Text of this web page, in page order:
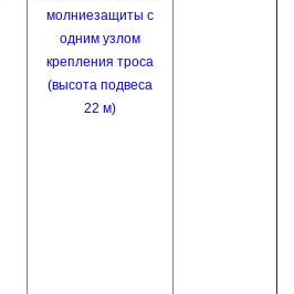
молниезащиты с
одним узлом
крепления троса
(высота подвеса
22 м)